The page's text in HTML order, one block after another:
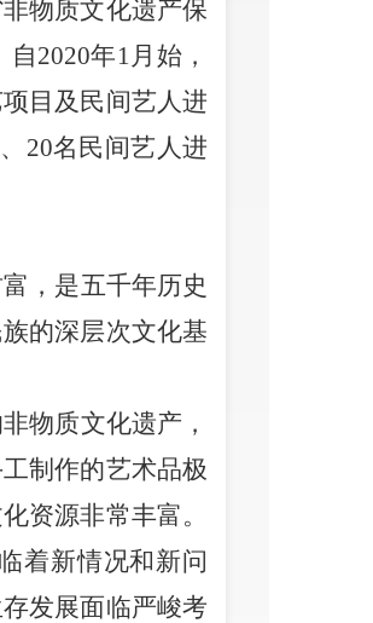
物质文化遗产保
自2020年1月始，
目及民间艺人进
20名民间艺人进
，是五千年历史
的深层次文化基
物质文化遗产，
制作的艺术品极
资源非常丰富。
着新情况和新问
发展面临严峻考